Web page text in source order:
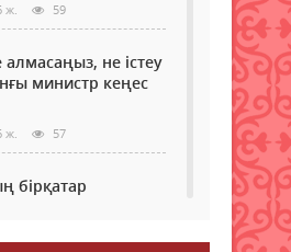
ж. 59
алмасаңыз, не істеу
министр кеңес
ж. 57
бірқатар